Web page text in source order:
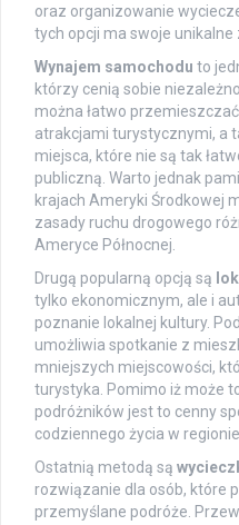
oraz organizowanie
tych opcji ma swoje unikalne
Wynajem samochodu to
którzy cenią sobie
można łatwo
atrakcjami turystycznymi, a
miejsca, które nie są tak
publiczną. Warto jednak
krajach Ameryki Środkowej
zasady ruchu drogowego
Ameryce Północnej.
Drugą popularną opcją są
tylko ekonomicznym, ale i
poznanie lokalnej kultury.
umożliwia spotkanie z
mniejszych miejscowości,
turystyka. Pomimo iż może
podróżników jest to cenny
codziennego życia w regionie.
Ostatnią metodą są
rozwiązanie dla osób, które
przemyślane podróże.